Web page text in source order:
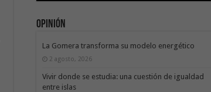
Opinión
La Gomera transforma su modelo energético
2 agosto, 2026
Vivir donde se estudia: una cuestión de igualdad
entre islas